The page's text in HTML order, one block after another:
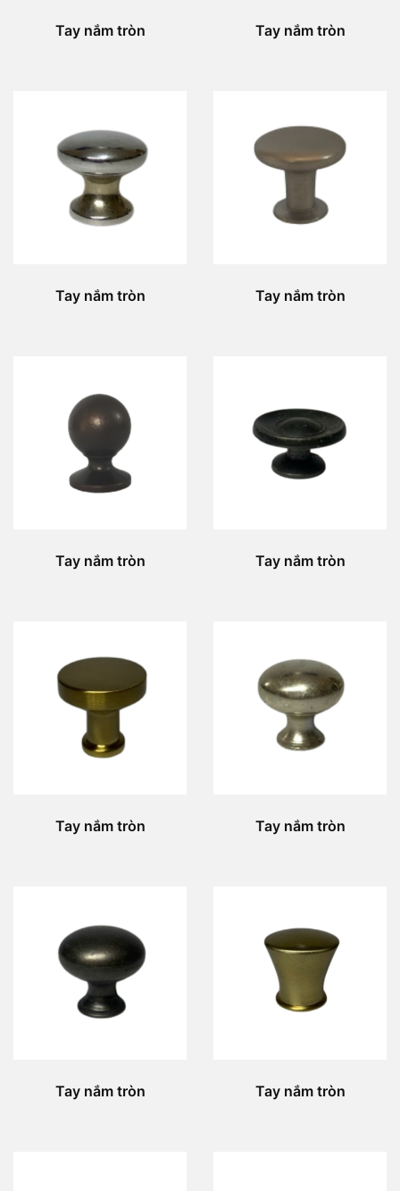
Tay nắm tròn Tay nắm tròn
Tay nắm tròn Tay nắm tròn
Tay nắm tròn Tay nắm tròn
Tay nắm tròn Tay nắm tròn
Tay nắm tròn Tay nắm tròn